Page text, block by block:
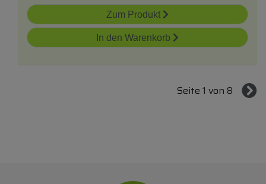
Zum Produkt
In den Warenkorb
Seite 1 von 8